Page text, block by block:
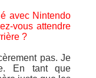
avec Nintendo
vous attendre
?
pas. Je
En tant que